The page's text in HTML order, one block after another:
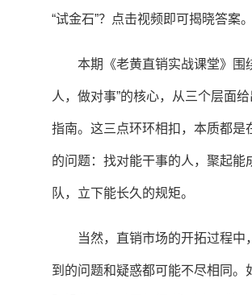
“试金石”？点击视频即可揭晓答案。
本期《老黄直销实战课堂》围
人，做对事”的核心，从三个层面
指南。这三点环环相扣，本质都是
的问题：找对能干事的人，聚起能
队，立下能长久的规矩。
当然，直销市场的开拓过程中
到的问题和疑惑都可能不尽相同。